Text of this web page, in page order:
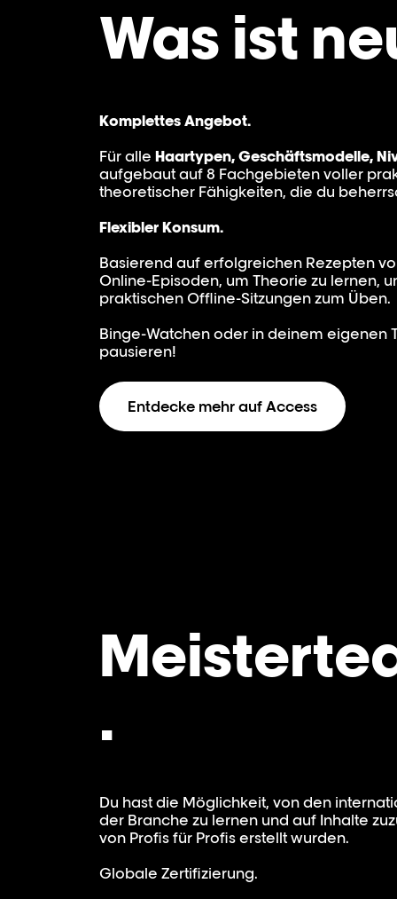
Was ist
Komplettes Angebot.
Für alle Haartypen, Geschäftsmodelle,
aufgebaut auf 8 Fachgebieten voller
theoretischer Fähigkeiten, die du
Flexibler Konsum.
Basierend auf erfolgreichen Rezepten
Online-Episoden, um Theorie zu lernen,
praktischen Offline-Sitzungen zum Üben.
Binge-Watchen oder in deinem eigenen
pausieren!
Entdecke mehr auf Access
.
Du hast die Möglichkeit, von den
der Branche zu lernen und auf Inhalte
von Profis für Profis erstellt wurden.
Globale Zertifizierung.